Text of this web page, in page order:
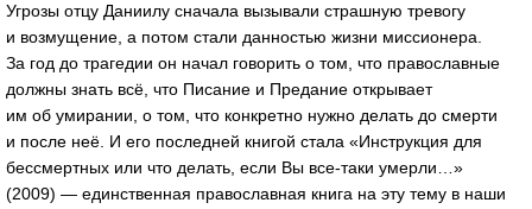
Угрозы отцу Даниилу сначала вызывали страшную тревогу
и возмущение, а потом стали данностью жизни миссионера.
За год до трагедии он начал говорить о том, что православные
должны знать всё, что Писание и Предание открывает
им об умирании, о том, что конкретно нужно делать до смерти
и после неё. И его последней книгой стала «Инструкция для
бессмертных или что делать, если Вы все-таки умерли…»
(2009) — единственная православная книга на эту тему в наши